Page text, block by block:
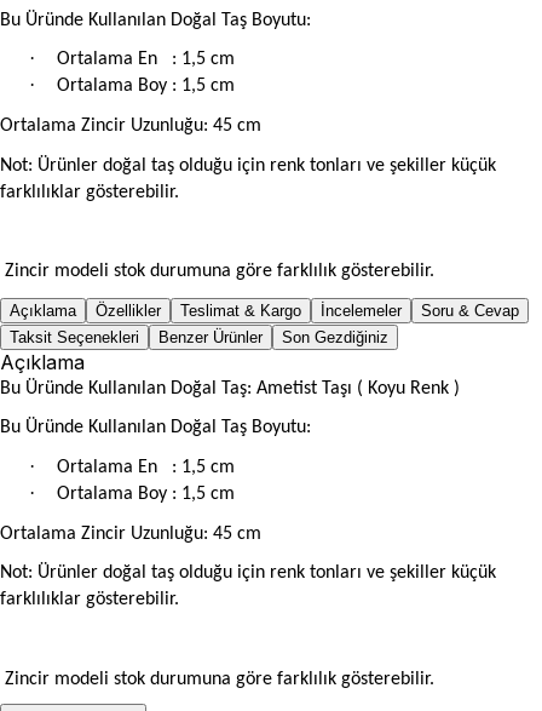
Bu Üründe Kullanılan Doğal Taş Boyutu:
· Ortalama En : 1,5 cm
· Ortalama Boy : 1,5 cm
Ortalama Zincir Uzunluğu: 45 cm
Not: Ürünler doğal taş olduğu için renk tonları ve şekiller küçük
farklılıklar gösterebilir.
Zincir modeli stok durumuna göre farklılık gösterebilir.
Açıklama Özellikler Teslimat & Kargo İncelemeler
Soru & Cevap
Taksit Seçenekleri
Benzer Ürünler Son Gezdiğiniz
Açıklama
Bu Üründe Kullanılan Doğal Taş: Ametist Taşı ( Koyu Renk )
Bu Üründe Kullanılan Doğal Taş Boyutu:
· Ortalama En : 1,5 cm
· Ortalama Boy : 1,5 cm
Ortalama Zincir Uzunluğu: 45 cm
Not: Ürünler doğal taş olduğu için renk tonları ve şekiller küçük
farklılıklar gösterebilir.
Zincir modeli stok durumuna göre farklılık gösterebilir.